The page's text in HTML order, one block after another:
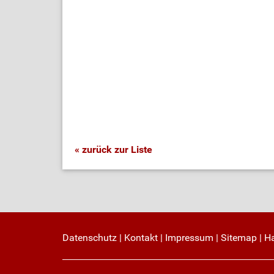
« zurück zur Liste
Datenschutz | Kontakt | Impressum | Sitemap |